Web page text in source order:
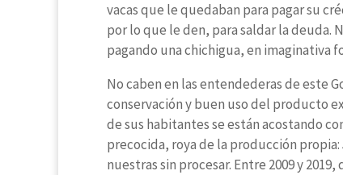
vacas que le quedaban para pagar su
por lo que le den, para saldar la deuda.
pagando una chichigua, en imaginativa
No caben en las entendederas de este
conservación y buen uso del producto
de sus habitantes se están acostando
precocida, roya de la producción propia:
nuestras sin procesar. Entre 2009 y